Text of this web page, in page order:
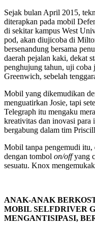
Sejak bulan April 2015,
diterapkan pada mobil
di sekitar kampus West
pod, akan diujicoba di
bersenandung bersama
daerah pejalan kaki, dekat
penghujung tahun, uji
Greenwich, sebelah
Mobil yang dikemudikan
menguatirkan Josie, tapi
Telegraph itu mengaku
kreativitas dan inovasi
bergabung dalam tim
Mobil tanpa pengemudi
dengan tombol on/offyang
sesuatu. Knox
ANAK-ANAK
MOBIL SELFDRIVER
MENGANTISIPASI,